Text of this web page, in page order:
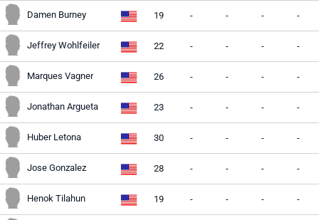
Damen Burney 19 - - - -
Jeffrey Wohlfeiler 22 - - - -
Marques Vagner 26 - - - -
Jonathan Argueta 23 - - - -
Huber Letona 30 - - - -
Jose Gonzalez 28 - - - -
Henok Tilahun 19 - - - -